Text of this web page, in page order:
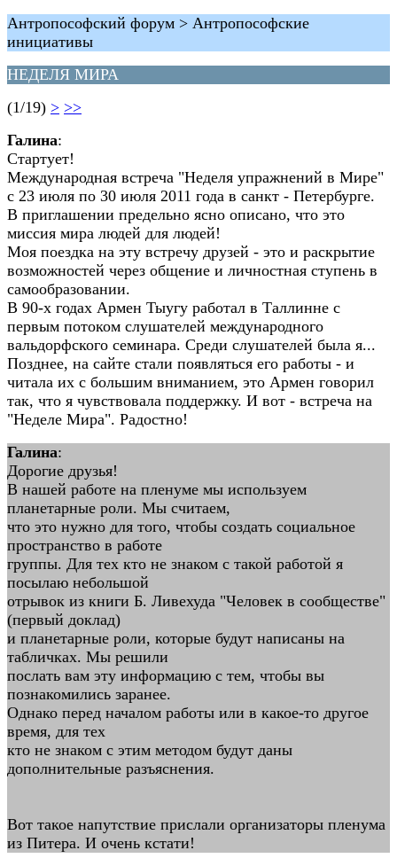
Антропософский форум > Антропософские
инициативы
НЕДЕЛЯ МИРА
(1/19) > >>
Галина:
Стартует!
Международная встреча "Неделя упражнений в Мире"
с 23 июля по 30 июля 2011 года в санкт - Петербурге.
В приглашении предельно ясно описано, что это
миссия мира людей для людей!
Моя поездка на эту встречу друзей - это и раскрытие
возможностей через общение и личностная ступень в
самообразовании.
В 90-х годах Армен Тыугу работал в Таллинне с
первым потоком слушателей международного
вальдорфского семинара. Среди слушателей была я...
Позднее, на сайте стали появляться его работы - и
читала их с большим вниманием, это Армен говорил
так, что я чувствовала поддержку. И вот - встреча на
"Неделе Мира". Радостно!
Галина:
Дорогие друзья!
В нашей работе на пленуме мы используем
планетарные роли. Мы считаем,
что это нужно для того, чтобы создать социальное
пространство в работе
группы. Для тех кто не знаком с такой работой я
посылаю небольшой
отрывок из книги Б. Ливехуда "Человек в сообществе"
(первый доклад)
и планетарные роли, которые будут написаны на
табличках. Мы решили
послать вам эту информацию с тем, чтобы вы
познакомились заранее.
Однако перед началом работы или в какое-то другое
время, для тех
кто не знаком с этим методом будут даны
дополнительные разъяснения.
Вот такое напутствие прислали организаторы пленума
из Питера. И очень кстати!